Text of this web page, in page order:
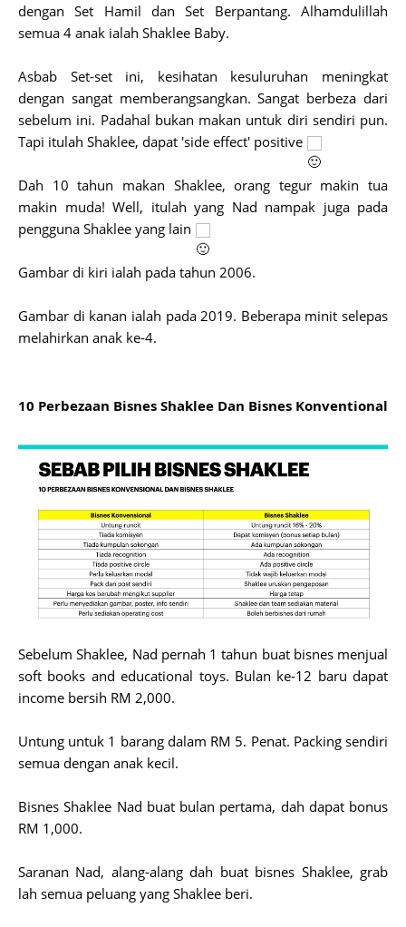
dengan Set Hamil dan Set Berpantang. Alhamdulillah
semua 4 anak ialah Shaklee Baby.
Asbab Set-set ini, kesihatan kesuluruhan meningkat
dengan sangat memberangsangkan. Sangat berbeza dari
sebelum ini. Padahal bukan makan untuk diri sendiri pun.
Tapi itulah Shaklee, dapat 'side effect' positive
Dah 10 tahun makan Shaklee, orang tegur makin tua
makin muda! Well, itulah yang Nad nampak juga pada
pengguna Shaklee yang lain
Gambar di kiri ialah pada tahun 2006.
Gambar di kanan ialah pada 2019. Beberapa minit selepas
melahirkan anak ke-4.
10 Perbezaan Bisnes Shaklee Dan Bisnes Konventional
Sebelum Shaklee, Nad pernah 1 tahun buat bisnes menjual
soft books and educational toys. Bulan ke-12 baru dapat
income bersih RM 2,000.
Untung untuk 1 barang dalam RM 5. Penat. Packing sendiri
semua dengan anak kecil.
Bisnes Shaklee Nad buat bulan pertama, dah dapat bonus
RM 1,000.
Saranan Nad, alang-alang dah buat bisnes Shaklee, grab
lah semua peluang yang Shaklee beri.